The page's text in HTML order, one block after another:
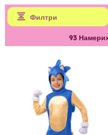
Филтри
93